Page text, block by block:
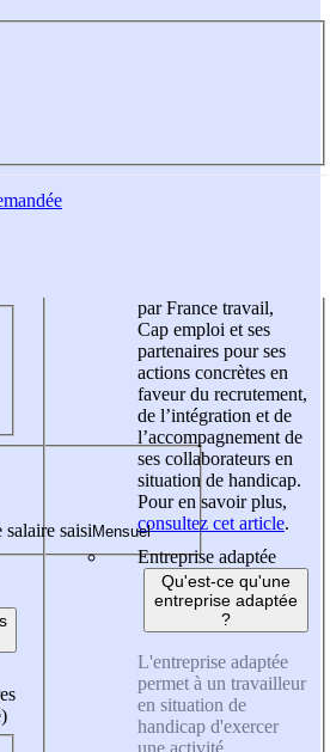
saisi
par France travail,
Cap emploi et ses
partenaires pour ses
actions concrètes en
faveur du recrutement,
de l’intégration et de
l’accompagnement de
ses collaborateurs en
situation de handicap.
Pour en savoir plus,
consultez cet article.
Entreprise adaptée
Qu'est-ce qu'une
entreprise adaptée
?
L'entreprise adaptée
permet à un travailleur
en situation de
handicap d'exercer
une activité